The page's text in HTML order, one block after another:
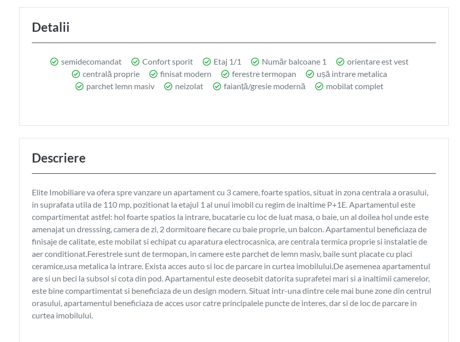
Detalii
semidecomandat Confort sporit Etaj 1/1 Număr balcoane 1
orientare est vest
centrală proprie
finisat modern ferestre termopan
ușă intrare metalica
parchet lemn masiv
neizolat faianță/gresie modernă mobilat complet
Descriere
Elite Imobiliare va ofera spre vanzare un apartament cu 3 camere, foarte spatios, situat in zona centrala a orasului,
in suprafata utila de 110 mp, pozitionat la etajul 1 al unui imobil cu regim de inaltime P+1E. Apartamentul este
compartimentat astfel: hol foarte spatios la intrare, bucatarie cu loc de luat masa, o baie, un al doilea hol unde este
amenajat un dresssing, camera de zi, 2 dormitoare fiecare cu baie proprie, un balcon. Apartamentul beneficiaza de
finisaje de calitate, este mobilat si echipat cu aparatura electrocasnica, are centrala termica proprie si instalatie de
aer conditionat.Ferestrele sunt de termopan, in camere este parchet de lemn masiv, baile sunt placate cu placi
ceramice,usa metalica la intrare. Exista acces auto si loc de parcare in curtea imobilului.De asemenea apartamentul
are si un beci la subsol si cota din pod. Apartamentul este deosebit datorita suprafetei mari si a inaltimii camerelor,
este bine compartimentat si beneficiaza de un design modern. Situat intr-una dintre cele mai bune zone din centrul
orasului, apartamentul beneficiaza de acces usor catre principalele puncte de interes, dar si de loc de parcare in
curtea imobilului.